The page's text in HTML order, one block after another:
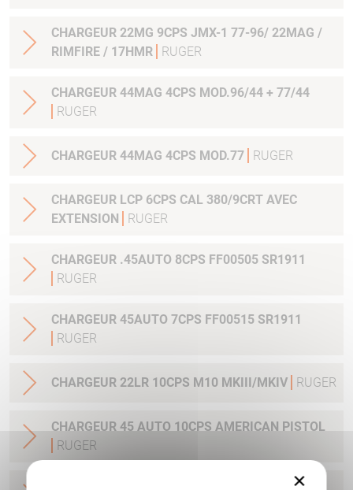
CHARGEUR 22MG 9CPS JMX-1 77-96/ 22MAG /
RIMFIRE / 17HMR
RUGER
CHARGEUR 44MAG 4CPS MOD.96/44 + 77/44
RUGER
CHARGEUR 44MAG 4CPS MOD.77 RUGER
CHARGEUR LCP 6CPS CAL 380/9CRT AVEC
EXTENSION
RUGER
CHARGEUR .45AUTO 8CPS FF00505 SR1911
RUGER
CHARGEUR 45AUTO 7CPS FF00515 SR1911
RUGER
CHARGEUR 22LR 10CPS M10 MKIII/MKIV RUGER
CHARGEUR 45 AUTO 10CPS AMERICAN PISTOL
RUGER
CHARGEUR 9 MM LUGER AMERICAN PISTOL
×